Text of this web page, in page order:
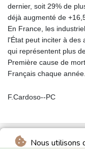
Nous utilisons
dernier, soit 29% de
déjà augmenté de
En France, les
l'État peut inciter à des
qui représentent plus
Première cause de
Français chaque année.
F.Cardoso--PC